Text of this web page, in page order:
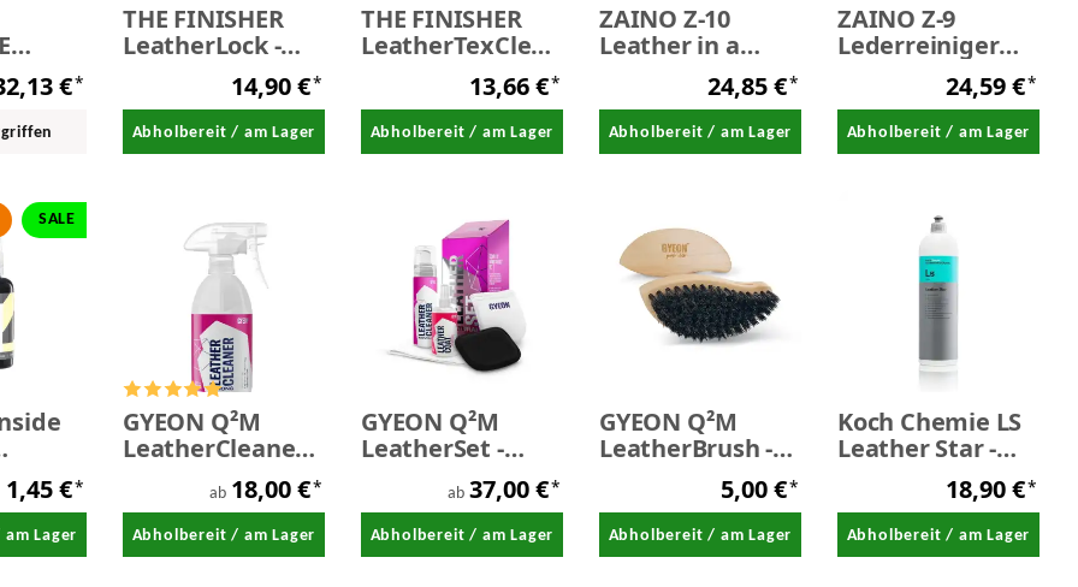
1,0€*
THE FINISHER
LeatherLock -
Lederpflege 500
14,90 €*
Abholbereit / am Lager
THE FINISHER
LeatherTexClean
Leder-/Textilreiniger
500 ml
13,66 €*
Abholbereit / am Lager
ZAINO Z-10
Leather in a
Lederpflege 236
ml
24,85 €*
Abholbereit / am Lager
ZAINO Z-9
Lederreiniger
Leather soft
spray cleaner -
Lederreiniger
236 ml
24,59 €*
Abholbereit / am Lager
SALE
50 ml
1,45 €*
Lager
GYEON Q²M
LeatherCleaner
Lederreiniger
stark
ab 18,00 €*
Abholbereit / am Lager
GYEON Q²M
LeatherSet -
Lederpflege-Set
ab 37,00 €*
Abholbereit / am Lager
GYEON Q²M
LeatherBrush -
Leder-/Polsterbürste
5,00 €*
Abholbereit / am Lager
Koch Chemie LS
Leather Star -
Lederpflege 1,0
18,90 €*
Abholbereit / am Lager